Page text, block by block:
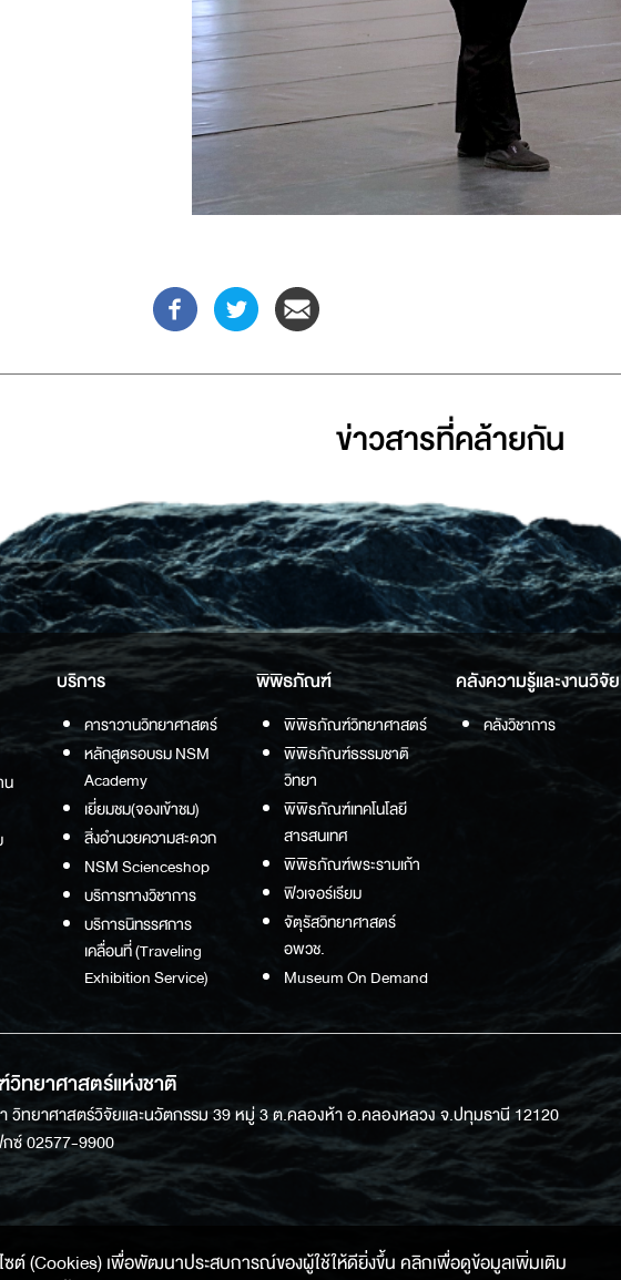
ข่าวสารที่่คล้ายกัน
น
บริการ
คาราวานวิทยาศาสตร์
หลักสูตรอบรม NSM
Academy
เยี่ยมชม(จองเข้าชม)
สิ่งอำนวยความสะดวก
NSM Scienceshop
บริการทางวิชาการ
บริการนิทรรศการ
เคลื่อนที่ (Traveling
Exhibition Service)
พิพิธภัณฑ์
พิพิธภัณฑ์วิทยาศาสตร์
พิพิธภัณฑ์ธรรมชาติ
วิทยา
พิพิธภัณฑ์เทคโนโลยี
สารสนเทศ
พิพิธภัณฑ์พระรามเก้า
ฟิวเจอร์เรียม
จัตุรัสวิทยาศาสตร์
อพวช.
Museum On Demand
คลังความรู้และงานวิจัย
คลังวิชาการ
ทยาศาสตร์แห่งชาติ
วิทยาศาสตร์วิจัยและนวัตกรรม 39 หมู่ 3 ต.คลองห้า อ.คลองหลวง จ.ปทุมธานี 12120
ซ์ 02577-9900
ซต์ (Cookies) เพื่อพัฒนาประสบการณ์ของผู้ใช้ให้ดียิ่งขึ้น คลิกเพื่อดูข้อมูลเพิ่มเติม